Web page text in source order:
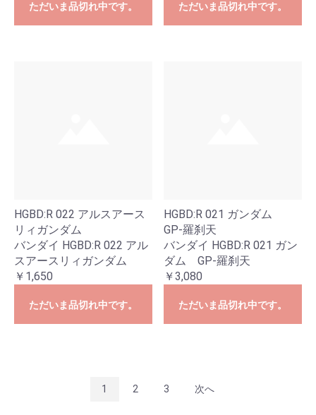
ただいま品切れ中です。 ただいま品切れ中です。
HGBD:R 022 アルスアース
リィガンダム
バンダイ HGBD:R 022 アル
スアースリィガンダム
￥1,650
ただいま品切れ中です。
HGBD:R 021 ガンダム
GP-羅刹天
バンダイ HGBD:R 021 ガン
ダム GP-羅刹天
￥3,080
ただいま品切れ中です。
1 2 3 次へ